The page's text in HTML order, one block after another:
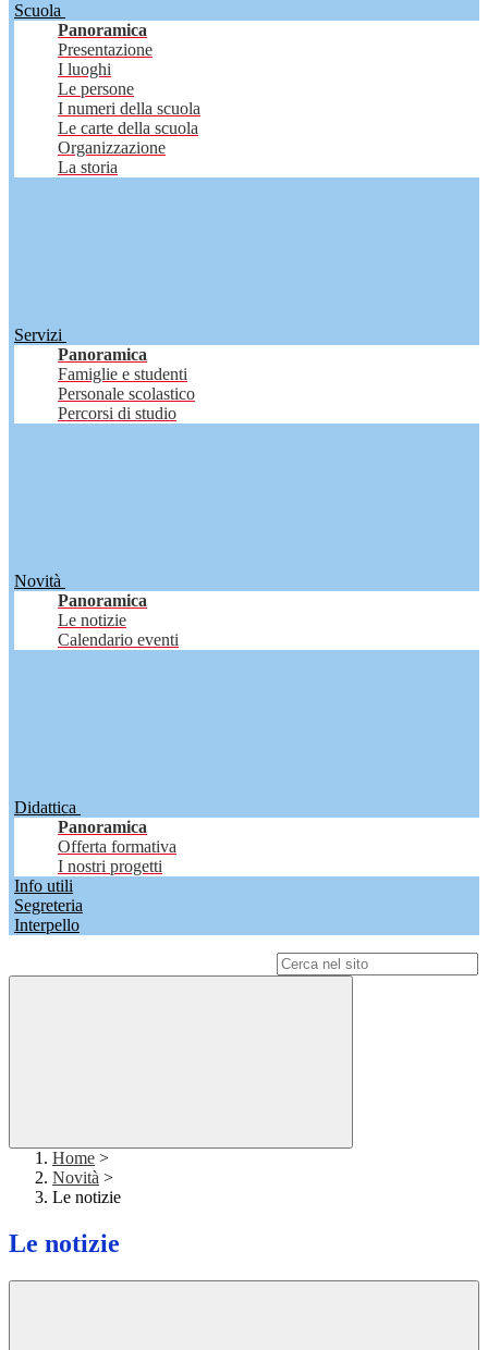
Scuola
Panoramica
Presentazione
I luoghi
Le persone
I numeri della scuola
Le carte della scuola
Organizzazione
La storia
Servizi
Panoramica
Famiglie e studenti
Personale scolastico
Percorsi di studio
Novità
Panoramica
Le notizie
Calendario eventi
Didattica
Panoramica
Offerta formativa
I nostri progetti
Info utili
Segreteria
Interpello
Home >
Novità >
Le notizie
Le notizie